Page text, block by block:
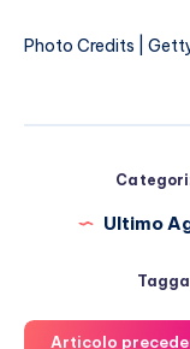
Photo Credits |
Ultimo
Articolo